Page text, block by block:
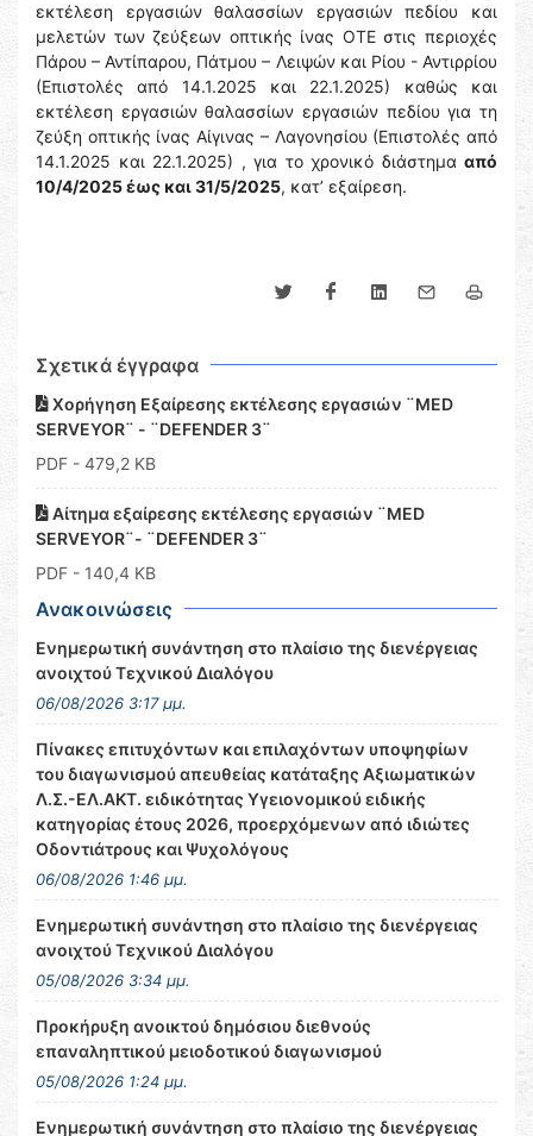
εκτέλεση εργασιών θαλασσίων εργασιών πεδίου και
μελετών των ζεύξεων οπτικής ίνας ΟΤΕ στις περιοχές
Πάρου – Αντίπαρου, Πάτμου – Λειψών και Ρίου - Αντιρρίου
(Επιστολές από 14.1.2025 και 22.1.2025) καθώς και
εκτέλεση εργασιών θαλασσίων εργασιών πεδίου για τη
ζεύξη οπτικής ίνας Αίγινας – Λαγονησίου (Επιστολές από
14.1.2025 και 22.1.2025) , για το χρονικό διάστημα από
10/4/2025 έως και 31/5/2025, κατ’ εξαίρεση.
Σχετικά έγγραφα
Χορήγηση Εξαίρεσης εκτέλεσης εργασιών ¨MED
SERVEYOR¨ - ¨DEFENDER 3¨
PDF - 479,2 KB
Αίτημα εξαίρεσης εκτέλεσης εργασιών ¨MED
SERVEYOR¨- ¨DEFENDER 3¨
PDF - 140,4 KB
Ανακοινώσεις
Ενημερωτική συνάντηση στο πλαίσιο της διενέργειας
ανοιχτού Τεχνικού Διαλόγου
06/08/2026 3:17 μμ.
Πίνακες επιτυχόντων και επιλαχόντων υποψηφίων
του διαγωνισμού απευθείας κατάταξης Αξιωματικών
Λ.Σ.-ΕΛ.ΑΚΤ. ειδικότητας Υγειονομικού ειδικής
κατηγορίας έτους 2026, προερχόμενων από ιδιώτες
Οδοντιάτρους και Ψυχολόγους
06/08/2026 1:46 μμ.
Ενημερωτική συνάντηση στο πλαίσιο της διενέργειας
ανοιχτού Τεχνικού Διαλόγου
05/08/2026 3:34 μμ.
Προκήρυξη ανοικτού δημόσιου διεθνούς
επαναληπτικού μειοδοτικού διαγωνισμού
05/08/2026 1:24 μμ.
Ενημερωτική συνάντηση στο πλαίσιο της διενέργειας